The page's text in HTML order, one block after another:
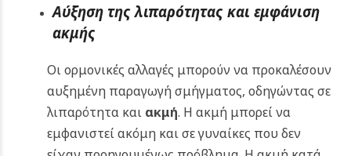
Αύξηση της λιπαρότητας και εμφάνιση
ακμής
Οι ορμονικές αλλαγές μπορούν να προκαλέσουν
αυξημένη παραγωγή σμήγματος, οδηγώντας σε
λιπαρότητα και ακμή. Η ακμή μπορεί να
εμφανιστεί ακόμη και σε γυναίκες που δεν